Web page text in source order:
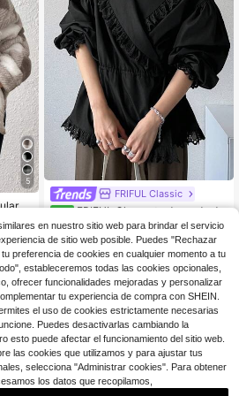
5
d
FRIFUL Classic
NEW FRIFUL Chaqueta de moda de
manga larga con ribete de volantes
de unicolor y ajuste regular para mu
jer
$26.79 -12%
en nuestro sitio web para brindar el servicio
de sitio web posible. Puedes "Rechazar
preferencia de cookies en cualquier momento a tu
estableceremos todas las cookies opcionales,
ofrecer funcionalidades mejoradas y personalizar
tu experiencia de compra con SHEIN.
el uso de cookies estrictamente necesarias
Puedes desactivarlas cambiando la
esto puede afectar el funcionamiento del sitio web.
las cookies que utilizamos y para ajustar tus
selecciona "Administrar cookies". Para obtener
los datos que recopilamos,